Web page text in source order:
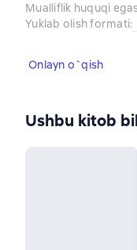
Mualliflik huquqi
Yuklab olish formati:
Onlayn o`qish
Ushbu kitob